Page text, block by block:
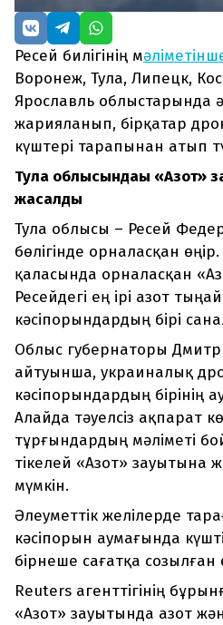
Ресей билігінің м
Воронеж, Тула, Липецк,
Ярославль облыстарында
жарияланып, бірқатар
күштері тарапынан атып
Тула облысындағы «Азот»
жасалды
Тула облысы – Ресей
бөлігінде орналасқан
қаласында орналасқан
Ресейдегі ең ірі азот
кәсіпорындардың бірі
Облыс губернаторы
айтуынша, украиналық
кәсіпорындардың бірінің
Алайда тәуелсіз ақпарат
тұрғындардың мәліметі
тікелей «Азот» зауытына
мүмкін.
Әлеуметтік желілерде
кәсіпорын аумағында
бірнеше сағатқа созылған
Reuters агенттігінің
«Азот» зауытында азот